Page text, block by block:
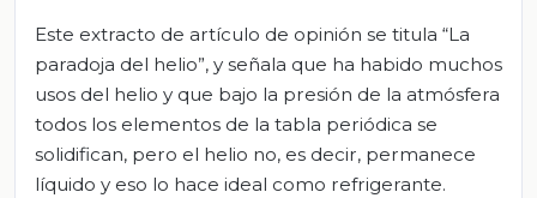
Este extracto de artículo de opinión se titula “La
paradoja del helio”, y señala que ha habido muchos
usos del helio y que bajo la presión de la atmósfera
todos los elementos de la tabla periódica se
solidifican, pero el helio no, es decir, permanece
líquido y eso lo hace ideal como refrigerante.